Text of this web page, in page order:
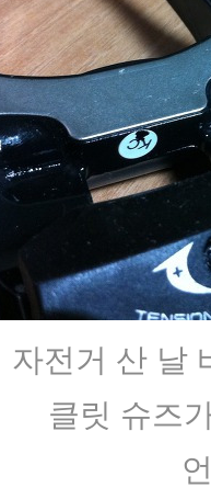
자전거 산 날
클릿 슈즈